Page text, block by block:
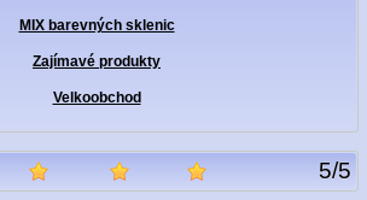
MIX barevných sklenic
Zajímavé produkty
Velkoobchod
5/5